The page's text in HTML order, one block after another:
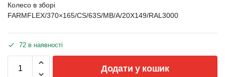
Колесо в зборі
FARMFLEX/370×165/CS/63S/MB/A/20X149/RAL3000
72 в наявності
Додати у кошик